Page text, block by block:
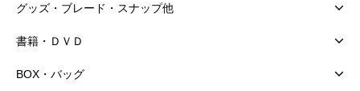
グッズ・ブレード・スナップ他
書籍・ＤＶＤ
BOX・バッグ